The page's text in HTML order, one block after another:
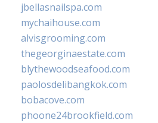
jbellasnailspa.com
mychaihouse.com
alvisgrooming.com
thegeorginaestate.com
blythewoodseafood.com
paolosdelibangkok.com
bobacove.com
phoone24brookfield.com